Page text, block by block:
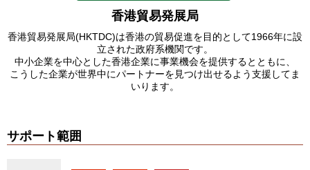
香港貿易発展局
香港貿易発展局(HKTDC)は香港の貿易促進を目的として1966年に設
立された政府系機関です。
中小企業を中心とした香港企業に事業機会を提供するとともに、
こうした企業が世界中にパートナーを見つけ出せるよう支援してま
いります。
サポート範囲